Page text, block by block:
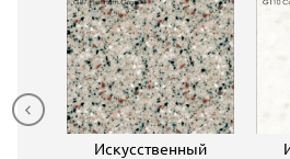
Искусственный